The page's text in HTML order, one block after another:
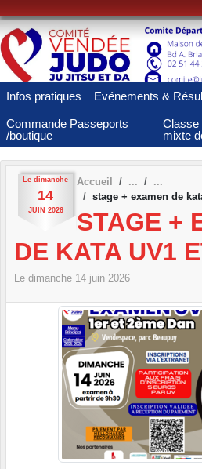
Infos pratiques Evénements &
Commande Passeports
/boutique
Classe
mixte
Le dimanche
14
JUIN 2026
Accueil
stage + examen de
STAGE +
DE KATA UV1
Le dimanche 14 juin 2026